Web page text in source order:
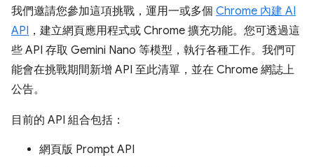
我們邀請您參加這項挑戰，運用一或多個 Chrome 內建 AI
API ，建立網頁應用程式或 Chrome 擴充功能。您可透過這
些 API 存取 Gemini Nano 等模型，執行各種工作。我們可
能會在挑戰期間新增 API 至此清單，並在 Chrome 網誌上
公告。
目前的 API 組合包括：
網頁版 Prompt API